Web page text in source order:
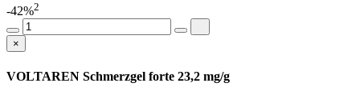
-42%2
×
VOLTAREN Schmerzgel forte 23,2 mg/g